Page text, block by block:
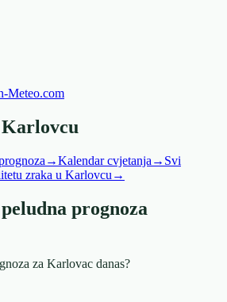
Meteo.com
Karlovcu
→Kalendar cvjetanja → Svi
zraka u Karlovcu →
prognoza
za Karlovac danas?